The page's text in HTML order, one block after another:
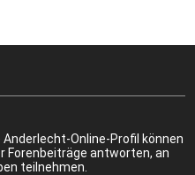
Online-Profil können
Forenbeiträge antworten, an
teilnehmen.